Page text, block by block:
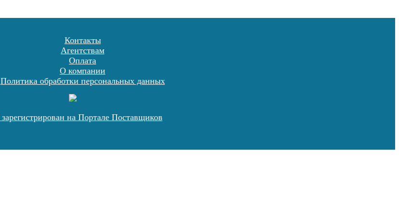
Контакты
Агентствам
Оплата
О компании
Политика обработки персональных данных